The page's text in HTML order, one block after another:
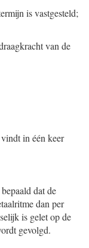
is vastgesteld;
van de
in één keer
dat de
dan per
is gelet op de
gevolgd.